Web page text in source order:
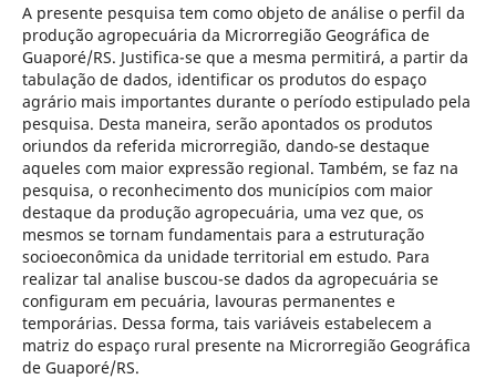
A presente pesquisa tem como objeto de análise o perfil da
produção agropecuária da Microrregião Geográfica de
Guaporé/RS. Justifica-se que a mesma permitirá, a partir da
tabulação de dados, identificar os produtos do espaço
agrário mais importantes durante o período estipulado pela
pesquisa. Desta maneira, serão apontados os produtos
oriundos da referida microrregião, dando-se destaque
aqueles com maior expressão regional. Também, se faz na
pesquisa, o reconhecimento dos municípios com maior
destaque da produção agropecuária, uma vez que, os
mesmos se tornam fundamentais para a estruturação
socioeconômica da unidade territorial em estudo. Para
realizar tal analise buscou-se dados da agropecuária se
configuram em pecuária, lavouras permanentes e
temporárias. Dessa forma, tais variáveis estabelecem a
matriz do espaço rural presente na Microrregião Geográfica
de Guaporé/RS.